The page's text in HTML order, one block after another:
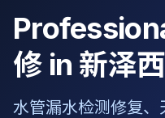
修 in 新泽西
水管漏水检测修复、